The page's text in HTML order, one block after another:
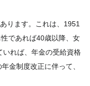
ります。これは、1951
であれば40歳以降、女
れば、年金の受給資格
金制度改正に伴って、